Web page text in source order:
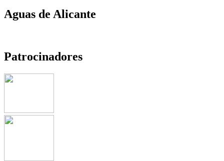
Aguas de Alicante
Patrocinadores